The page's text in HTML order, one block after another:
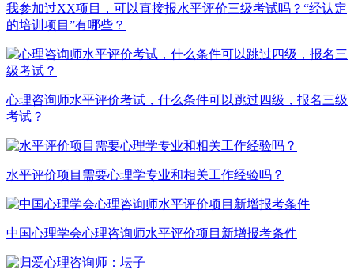
我参加过XX项目，可以直接报水平评价三级考试吗？“经认定
的培训项目”有哪些？
心理咨询师水平评价考试，什么条件可以跳过四级，报名三级
考试？
水平评价项目需要心理学专业和相关工作经验吗？
中国心理学会心理咨询师水平评价项目新增报考条件